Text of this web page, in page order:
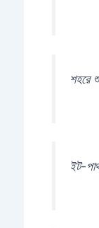
শহরে
ইট-